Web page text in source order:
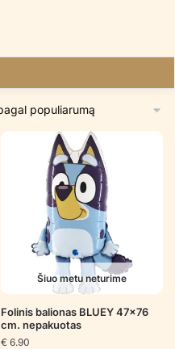
Šiuo metu neturime
Folinis balionas BLUEY 47×76
cm. nepakuotas
€ 6.90